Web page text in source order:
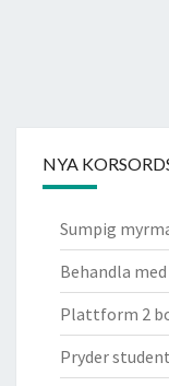
NYA
Sumpig
Behandla
Plattform 2
Pryder